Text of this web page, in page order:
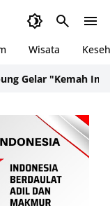
Wisata
"Kemah